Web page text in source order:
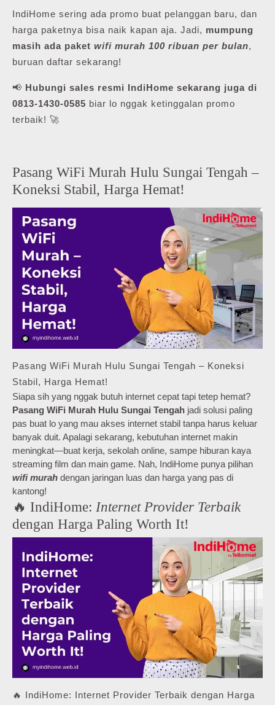
IndiHome sering ada promo buat pelanggan baru, dan
harga paketnya bisa naik kapan aja. Jadi, mumpung
masih ada paket wifi murah 100 ribuan per bulan,
buruan daftar sekarang!
📢 Hubungi sales resmi IndiHome sekarang juga di
0813-1430-0585 biar lo nggak ketinggalan promo
terbaik! 🚀
Pasang WiFi Murah Hulu Sungai Tengah –
Koneksi Stabil, Harga Hemat!
Pasang WiFi Murah Hulu Sungai Tengah – Koneksi
Stabil, Harga Hemat!
Siapa sih yang nggak butuh internet cepat tapi tetep hemat?
Pasang WiFi Murah Hulu Sungai Tengah jadi solusi paling
pas buat lo yang mau akses internet stabil tanpa harus keluar
banyak duit. Apalagi sekarang, kebutuhan internet makin
meningkat—buat kerja, sekolah online, sampe hiburan kaya
streaming film dan main game. Nah, IndiHome punya pilihan
wifi murah dengan jaringan luas dan harga yang pas di
kantong!
🔥 IndiHome: Internet Provider Terbaik
dengan Harga Paling Worth It!
🔥 IndiHome: Internet Provider Terbaik dengan Harga